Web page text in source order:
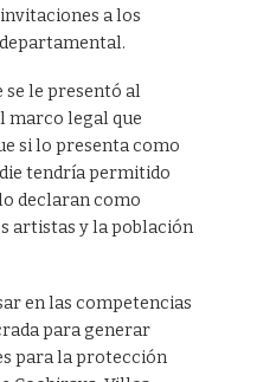
a los
le presentó al
marco legal que
si lo presenta como
tendría permitido
declaran como
artistas y la población
en las competencias
para generar
para la protección